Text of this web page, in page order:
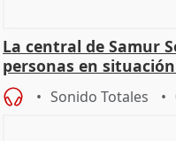
La central de Samur
personas en
de Calor
Sonido Totales